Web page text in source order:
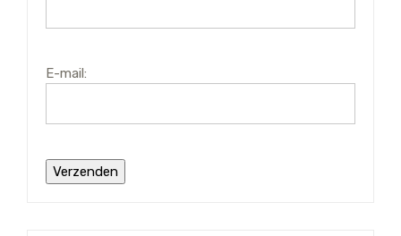
E-mail: